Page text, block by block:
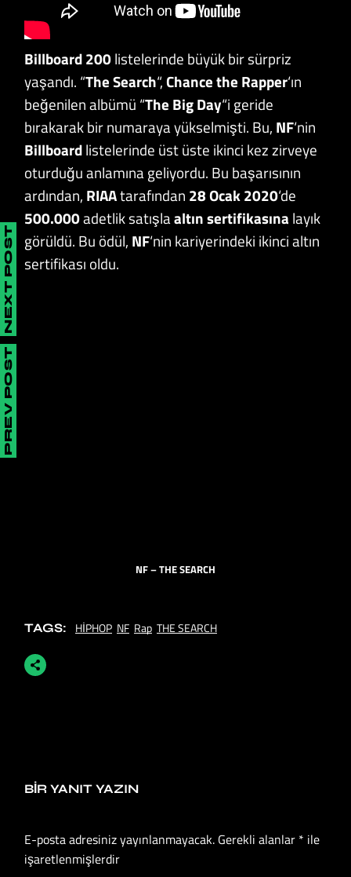
Billboard 200listelerinde büyük bir sürpriz
yaşandı. “The Search“,Chance the Rapper‘ın
beğenilen albümü “The Big Day“i geride
bırakarak bir numaraya yükselmişti. Bu, NF‘nin
Billboardlistelerinde üst üste ikinci kez zirveye
oturduğu anlamına geliyordu. Bu başarısının
ardından, RIAAtarafından 28 Ocak 2020‘de
500.000adetlik satışlaaltın sertifikasına layık
görüldü. Bu ödül, NF‘nin kariyerindeki ikinci altın
sertifikası oldu.
NF – THE SEARCH
TAGS: HİPHOP NF Rap THE SEARCH
PREV POST
NEXT POST
BIR YANIT YAZIN
E-posta adresiniz yayınlanmayacak. Gerekli alanlar * ile
işaretlenmişlerdir